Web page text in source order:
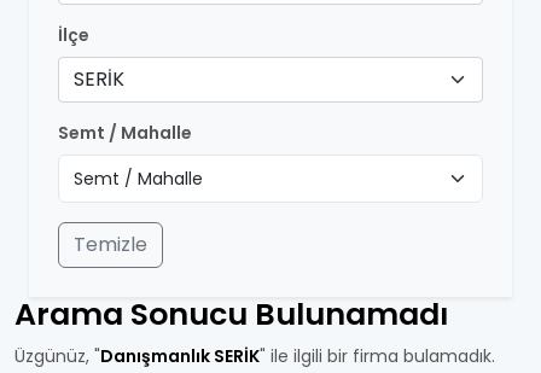
İlçe
SERİK
Semt / Mahalle
Temizle
Arama Sonucu Bulunamadı
Üzgünüz, "Danışmanlık SERİK" ile ilgili bir firma bulamadık.